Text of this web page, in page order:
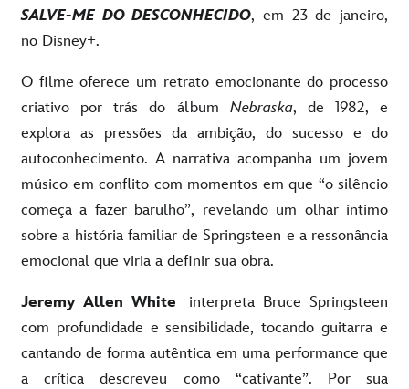
SALVE-ME DO DESCONHECIDO, em 23 de janeiro,
no Disney+.
O filme oferece um retrato emocionante do processo
criativo por trás do álbum Nebraska, de 1982, e
explora as pressões da ambição, do sucesso e do
autoconhecimento. A narrativa acompanha um jovem
músico em conflito com momentos em que “o silêncio
começa a fazer barulho”, revelando um olhar íntimo
sobre a história familiar de Springsteen e a ressonância
emocional que viria a definir sua obra.
Jeremy Allen White interpreta Bruce Springsteen
com profundidade e sensibilidade, tocando guitarra e
cantando de forma autêntica em uma performance que
a crítica descreveu como “cativante”. Por sua